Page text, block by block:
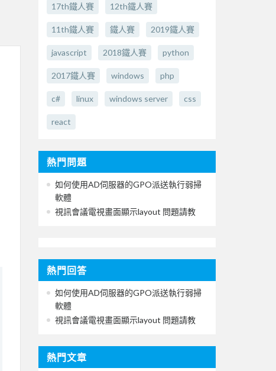
17th鐵人賽 12th鐵人賽
11th鐵人賽 鐵人賽 2019鐵人賽
javascript 2018鐵人賽 python
2017鐵人賽 windows php
c# linux windows server css
react
熱門問題
如何使用AD伺服器的GPO派送執行弱掃
軟體
視訊會議電視畫面顯示layout 問題請教
熱門回答
如何使用AD伺服器的GPO派送執行弱掃
軟體
視訊會議電視畫面顯示layout 問題請教
熱門文章